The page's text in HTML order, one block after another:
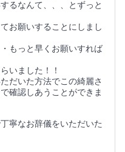
るなんて、、、とずっと
お願いすることにしまし
もっと早くお願いすれば
いました！！
だいた方法でこの綺麗さ
確認しあうことができま
寧なお辞儀をいただいた